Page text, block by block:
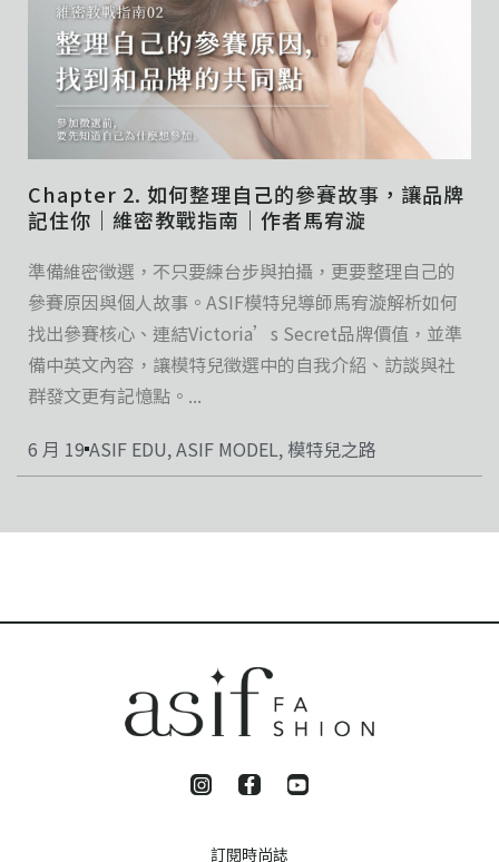
Chapter 2. 如何整理自己的參賽故事，讓品牌
記住你｜維密教戰指南｜作者馬宥漩
準備維密徵選，不只要練台步與拍攝，更要整理自己的
參賽原因與個人故事。ASIF模特兒導師馬宥漩解析如何
找出參賽核心、連結Victoria’s Secret品牌價值，並準
備中英文內容，讓模特兒徵選中的自我介紹、訪談與社
群發文更有記憶點。...
6 月 19 ASIF EDU,ASIF MODEL,模特兒之路
訂閱時尚誌